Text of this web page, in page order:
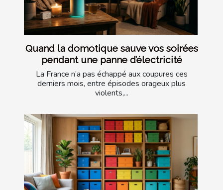
Quand la domotique sauve vos soirées
pendant une panne d’électricité
La France n’a pas échappé aux coupures ces
derniers mois, entre épisodes orageux plus
violents,...